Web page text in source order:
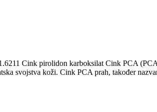
Cink pirolidon karboksilat Cink PCA
svojstva koži. Cink PCA prah, također